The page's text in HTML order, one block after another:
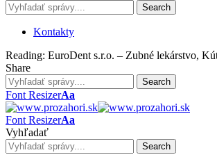
Kontakty
Reading: EuroDent s.r.o. – Zubné lekárstvo,
Share
Font ResizerAa
Font ResizerAa
Vyhľadať